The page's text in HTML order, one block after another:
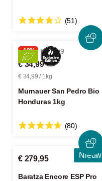
(51)
-10% € 38,99
€ 34,99
€ 34,99 / 1kg
Murnauer San Pedro Bio
Honduras 1kg
(80)
Nieuw
€ 279,95
Baratza Encore ESP Pro